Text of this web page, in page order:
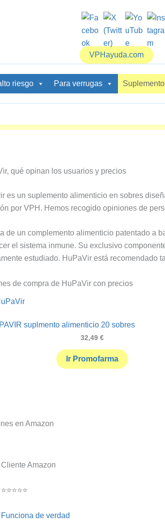
VPHayuda.com
riesgo Para verrugas
qué opinan los usuarios y precios
es un suplemento alimenticio en sobres
por VPH. Hemos recogido opiniones de
de un complemento alimenticio patentado a
el sistema inmune. Su exclusivo
estudiado. HuPaVir está recomendado
de compra de HuPaVir con precios
suplmento alimenticio 20 sobres
32,49 €
Ir Promofarma
en Amazon
Cliente Amazon
⭐⭐⭐⭐⭐
Funciona de verdad